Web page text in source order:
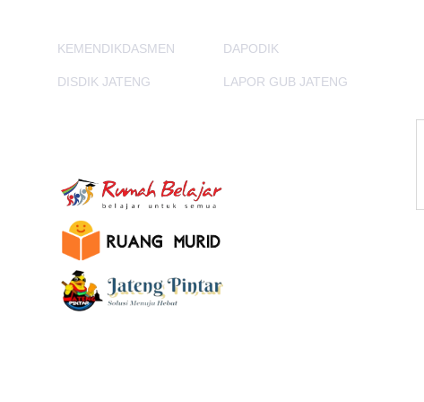
KEMENDIKDASMEN DAPODIK
DISDIK JATENG LAPOR GUB JATENG